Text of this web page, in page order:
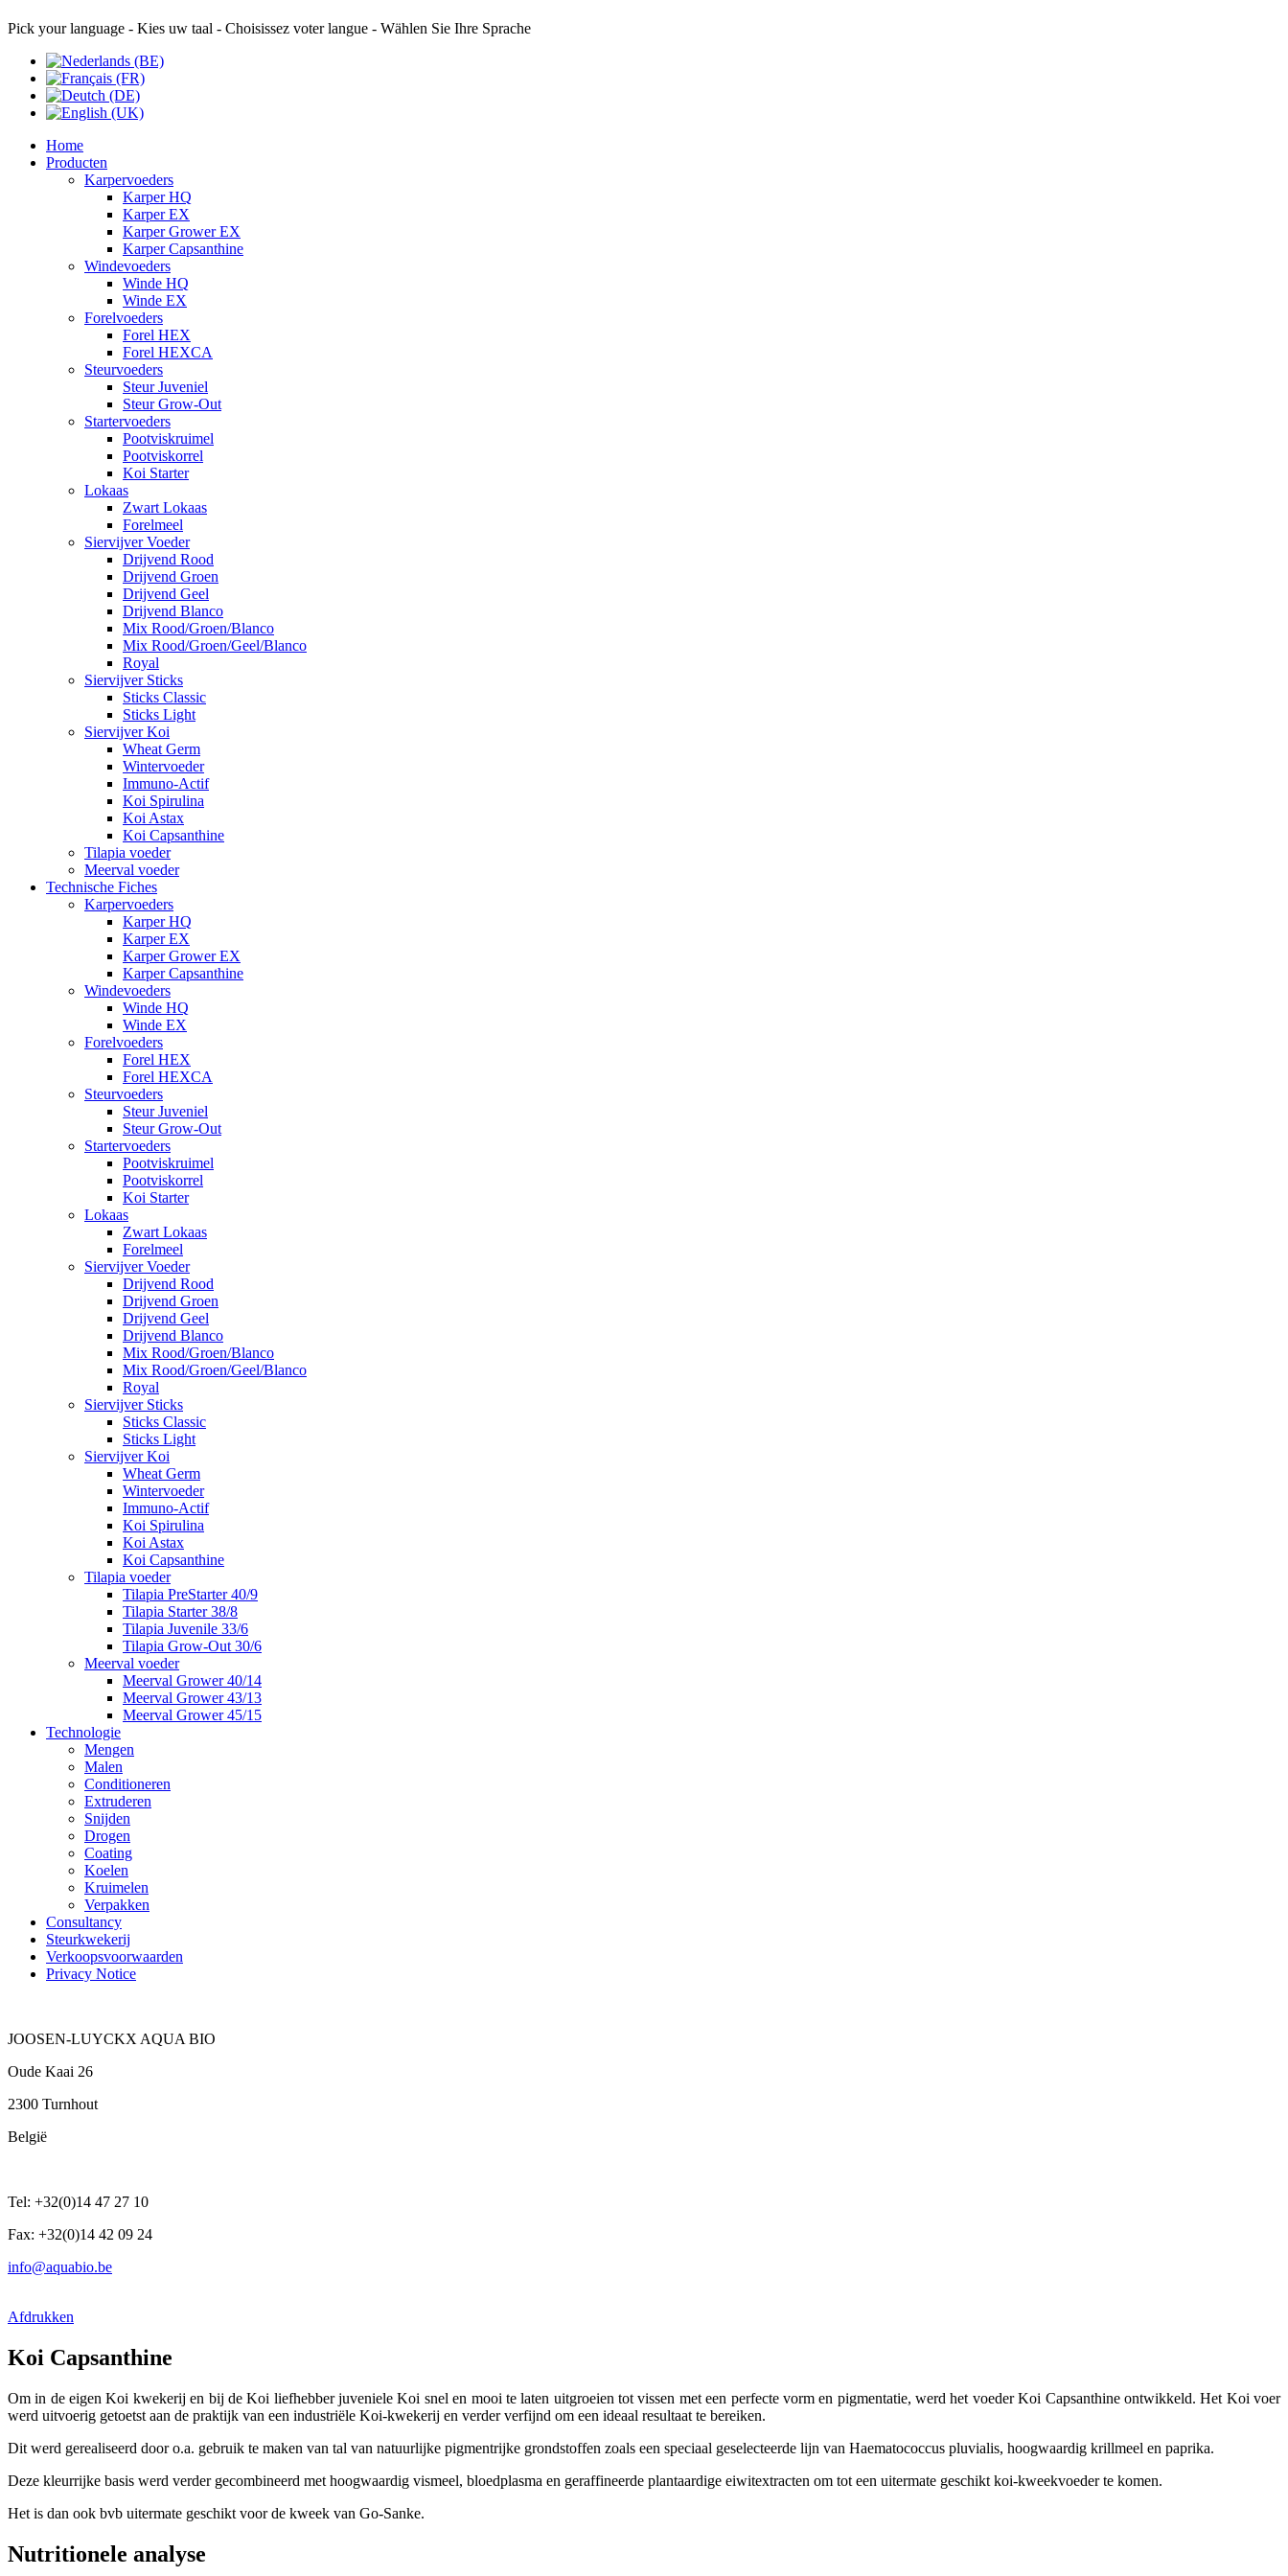
Pick your language - Kies uw taal - Choisissez voter langue - Wählen Sie Ihre Sprache
Home
Producten
Karpervoeders
Karper HQ
Karper EX
Karper Grower EX
Karper Capsanthine
Windevoeders
Winde HQ
Winde EX
Forelvoeders
Forel HEX
Forel HEXCA
Steurvoeders
Steur Juveniel
Steur Grow-Out
Startervoeders
Pootviskruimel
Pootviskorrel
Koi Starter
Lokaas
Zwart Lokaas
Forelmeel
Siervijver Voeder
Drijvend Rood
Drijvend Groen
Drijvend Geel
Drijvend Blanco
Mix Rood/Groen/Blanco
Mix Rood/Groen/Geel/Blanco
Royal
Siervijver Sticks
Sticks Classic
Sticks Light
Siervijver Koi
Wheat Germ
Wintervoeder
Immuno-Actif
Koi Spirulina
Koi Astax
Koi Capsanthine
Tilapia voeder
Meerval voeder
Technische Fiches
Karpervoeders
Karper HQ
Karper EX
Karper Grower EX
Karper Capsanthine
Windevoeders
Winde HQ
Winde EX
Forelvoeders
Forel HEX
Forel HEXCA
Steurvoeders
Steur Juveniel
Steur Grow-Out
Startervoeders
Pootviskruimel
Pootviskorrel
Koi Starter
Lokaas
Zwart Lokaas
Forelmeel
Siervijver Voeder
Drijvend Rood
Drijvend Groen
Drijvend Geel
Drijvend Blanco
Mix Rood/Groen/Blanco
Mix Rood/Groen/Geel/Blanco
Royal
Siervijver Sticks
Sticks Classic
Sticks Light
Siervijver Koi
Wheat Germ
Wintervoeder
Immuno-Actif
Koi Spirulina
Koi Astax
Koi Capsanthine
Tilapia voeder
Tilapia PreStarter 40/9
Tilapia Starter 38/8
Tilapia Juvenile 33/6
Tilapia Grow-Out 30/6
Meerval voeder
Meerval Grower 40/14
Meerval Grower 43/13
Meerval Grower 45/15
Technologie
Mengen
Malen
Conditioneren
Extruderen
Snijden
Drogen
Coating
Koelen
Kruimelen
Verpakken
Consultancy
Steurkwekerij
Verkoopsvoorwaarden
Privacy Notice
JOOSEN-LUYCKX AQUA BIO
Oude Kaai 26
2300 Turnhout
België
Tel: +32(0)14 47 27 10
Fax: +32(0)14 42 09 24
info@aquabio.be
Afdrukken
Koi Capsanthine
Om in de eigen Koi kwekerij en bij de Koi liefhebber juveniele Koi snel en mooi te laten uitgroeien tot vissen met een perfecte vorm en pigmentatie, werd het voeder Koi Capsanthine ontwikkeld. Het Koi voer
werd uitvoerig getoetst aan de praktijk van een industriële Koi-kwekerij en verder verfijnd om een ideaal resultaat te bereiken.
Dit werd gerealiseerd door o.a. gebruik te maken van tal van natuurlijke pigmentrijke grondstoffen zoals een speciaal geselecteerde lijn van Haematococcus pluvialis, hoogwaardig krillmeel en paprika.
Deze kleurrijke basis werd verder gecombineerd met hoogwaardig vismeel, bloedplasma en geraffineerde plantaardige eiwitextracten om tot een uitermate geschikt koi-kweekvoeder te komen.
Het is dan ook bvb uitermate geschikt voor de kweek van Go-Sanke.
Nutritionele analyse